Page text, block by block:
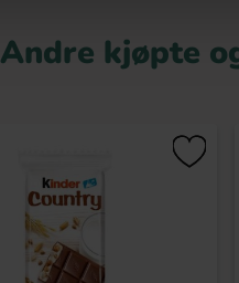
Andre kjøpte